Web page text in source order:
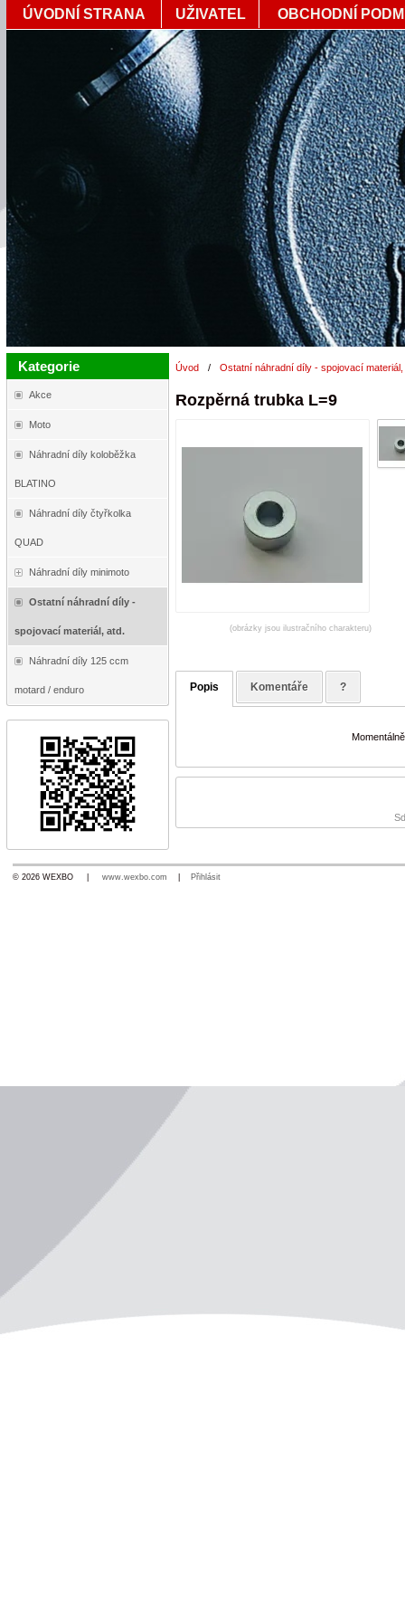
ÚVODNÍ STRANA UŽIVATEL OBCHODNÍ
Kategorie
Akce
Moto
Náhradní díly koloběžka
BLATINO
Náhradní díly čtyřkolka
QUAD
Náhradní díly minimoto
Ostatní náhradní díly -
spojovací materiál, atd.
Náhradní díly 125 ccm
motard / enduro
Úvod / Ostatní náhradní díly - spojovací materiál,
Rozpěrná trubka L=9
(obrázky jsou ilustračního charakteru)
Popis Komentáře ?
© 2026 WEXBO | www.wexbo.com Přihlásit